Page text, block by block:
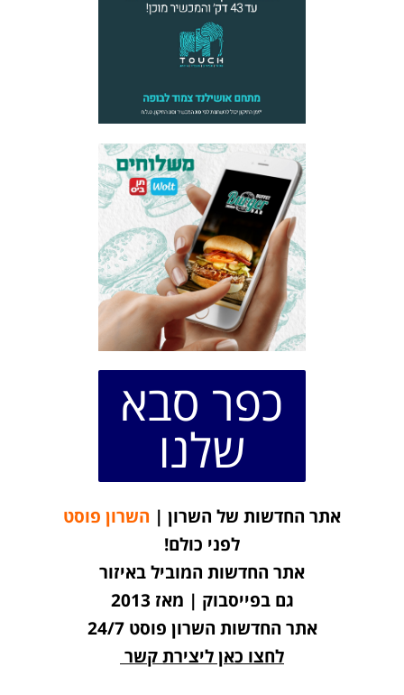
כפר סבא
שלנו
אתר החדשות של השרון | השרון פוסט
לפני כולם!
אתר החדשות המוביל באיזור
גם בפייסבוק | מאז 2013
אתר החדשות השרון פוסט 24/7
לחצו כאן ליצירת קשר